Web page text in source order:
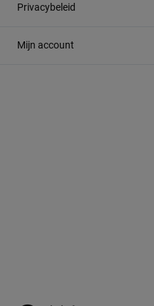
Privacybeleid
Mijn account